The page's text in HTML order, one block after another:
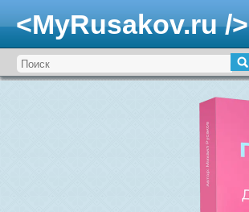
<MyRusakov.ru />